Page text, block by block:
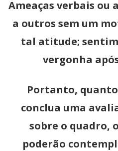
Ameaças verbais ou
a outros sem um
tal atitude;
vergonha
Portanto,
conclua uma
sobre o quadro,
poderão